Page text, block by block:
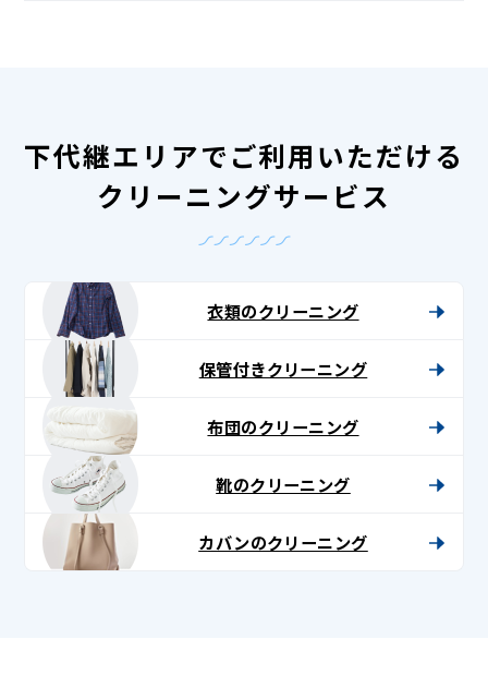
下代継エリアでご利用いただける
クリーニングサービス
衣類のクリーニング
保管付きクリーニング
布団のクリーニング
靴のクリーニング
カバンのクリーニング